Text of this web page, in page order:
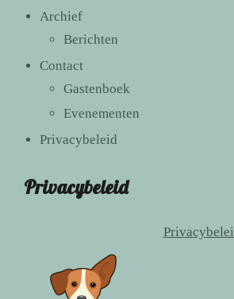
Archief
Berichten
Contact
Gastenboek
Evenementen
Privacybeleid
Privacybeleid